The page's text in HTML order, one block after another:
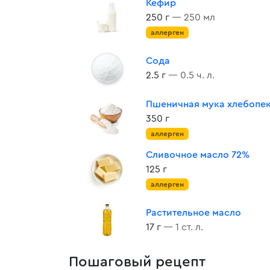
Кефир
250 г — 250 мл
аллерген
Сода
2.5 г — 0.5 ч. л.
Пшеничная мука
350 г
аллерген
Сливочное масло 72%
125 г
аллерген
Растительное масло
17 г — 1 ст. л.
Пошаговый рецепт